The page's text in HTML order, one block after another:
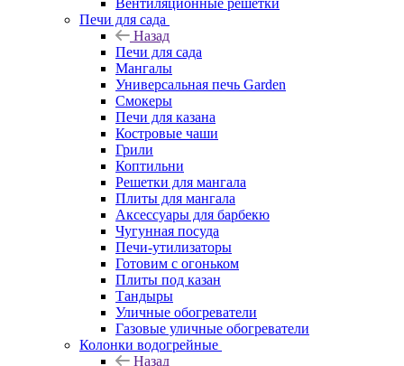
Вентиляционные решетки
Печи для сада
Назад
Печи для сада
Мангалы
Универсальная печь Garden
Смокеры
Печи для казана
Костровые чаши
Грили
Коптильни
Решетки для мангала
Плиты для мангала
Аксессуары для барбекю
Чугунная посуда
Печи-утилизаторы
Готовим с огоньком
Плиты под казан
Тандыры
Уличные обогреватели
Газовые уличные обогреватели
Колонки водогрейные
Назад